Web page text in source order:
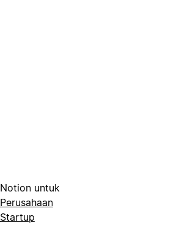
Notion untuk
Perusahaan
Startup